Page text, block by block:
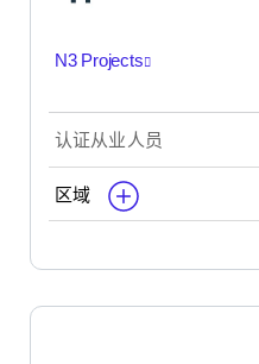
N3 Projects
认证从业人员
区域